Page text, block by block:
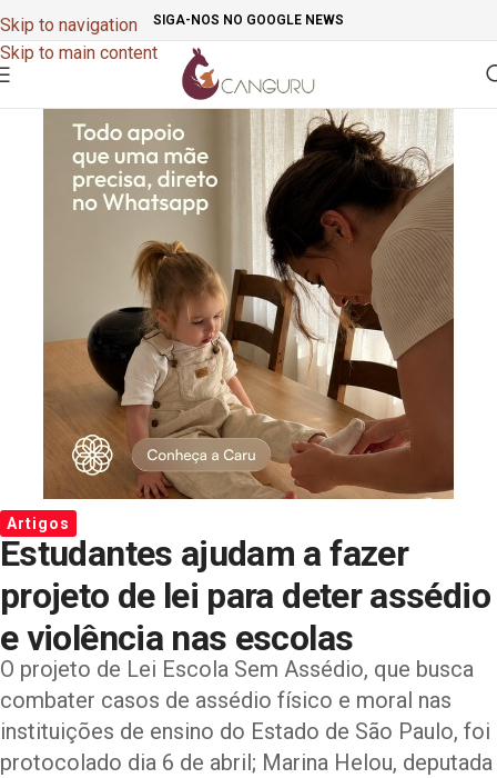
Skip to navigation
Skip to main content
SIGA-NOS NO GOOGLE NEWS
Artigos
Estudantes ajudam a fazer
projeto de lei para deter assédio
e violência nas escolas
O projeto de Lei Escola Sem Assédio, que busca
combater casos de assédio físico e moral nas
instituições de ensino do Estado de São Paulo, foi
protocolado dia 6 de abril; Marina Helou, deputada